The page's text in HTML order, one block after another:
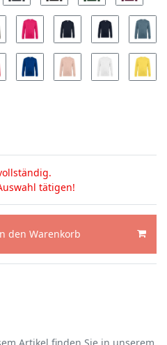
tätigen!
den Warenkorb
Artikel finden Sie in unserem